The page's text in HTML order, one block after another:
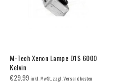
M-Tech Xenon Lampe D1S 6000
Kelvin
€29.99inkl. MwSt. zzgl. Versandkosten